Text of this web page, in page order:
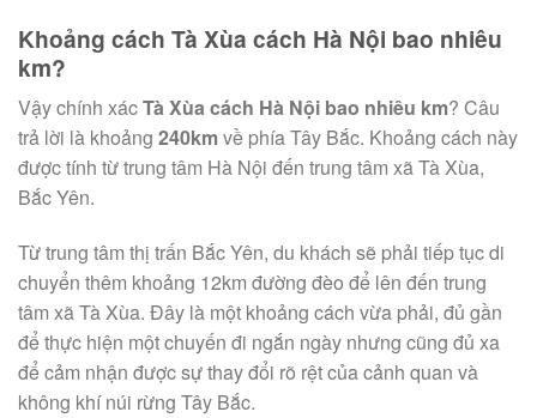
Khoảng cách Tà Xùa cách Hà Nội bao nhiêu
km?
Vậy chính xácTà Xùa cách Hà Nội bao nhiêu km? Câu
trả lời là khoảng 240kmvề phía Tây Bắc. Khoảng cách này
được tính từ trung tâm Hà Nội đến trung tâm xã Tà Xùa,
Bắc Yên.
Từ trung tâm thị trấn Bắc Yên, du khách sẽ phải tiếp tục di
chuyển thêm khoảng 12km đường đèo để lên đến trung
tâm xã Tà Xùa. Đây là một khoảng cách vừa phải, đủ gần
để thực hiện một chuyến đi ngắn ngày nhưng cũng đủ xa
để cảm nhận được sự thay đổi rõ rệt của cảnh quan và
không khí núi rừng Tây Bắc.